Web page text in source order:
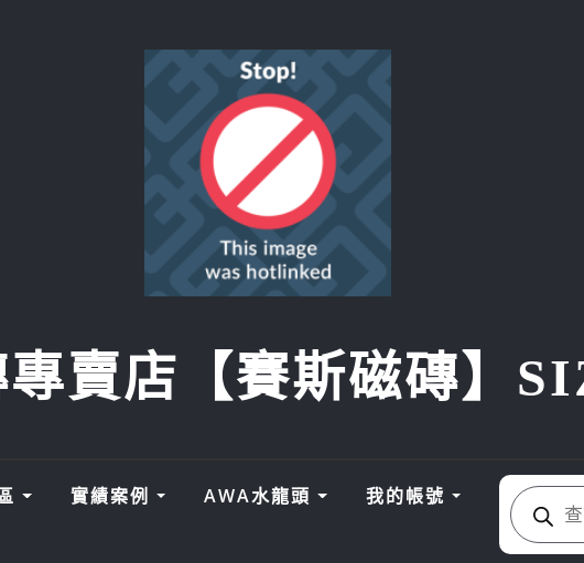
專賣店【賽斯磁磚】
實績案例 AWA水龍頭 我的帳號
search